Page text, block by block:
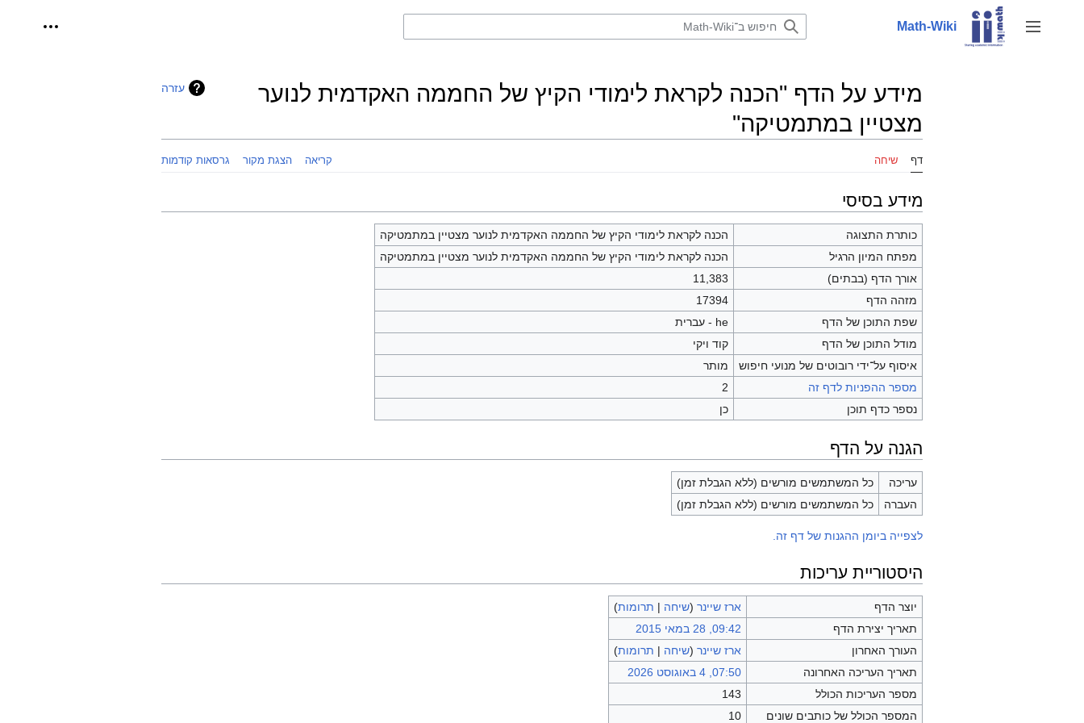
לתוכן
שינוי מצב סרגל צד
Math-Wiki כלים
עזרה
מידע על הדף "הכנה לקראת לימודי הקיץ של החממה האקדמית לנוער
מצטיין במתמטיקה"
דף שיחה קריאה הצגת מקור גרסאות קודמות
מידע בסיסי
כותרת התצוגה
הכנה לקראת לימודי הקיץ של החממה האקדמית לנוער מצטיין במתמטיקה
מפתח המיון הרגיל
הכנה לקראת לימודי הקיץ של החממה האקדמית לנוער מצטיין במתמטיקה
אורך הדף (בבתים)
11,383
מזהה הדף
17394
שפת התוכן של הדף
he - עברית
מודל התוכן של הדף
קוד ויקי
איסוף על־ידי רובוטים של מנועי חיפוש
מותר
מספר ההפניות לדף זה
2
נספר כדף תוכן
כן
הגנה על הדף
עריכה
כל המשתמשים מורשים (ללא הגבלת זמן)
העברה
כל המשתמשים מורשים (ללא הגבלת זמן)
לצפייה ביומן ההגנות של דף זה.
היסטוריית עריכות
יוצר הדף ארז שיינר (שיחה | תרומות)
תאריך יצירת הדף
09:42, 28 במאי 2015
העורך האחרון
ארז שיינר (שיחה | תרומות)
תאריך העריכה האחרונה
07:50, 4 באוגוסט 2026
מספר העריכות הכולל
143
המספר הכולל של כותבים שונים
10